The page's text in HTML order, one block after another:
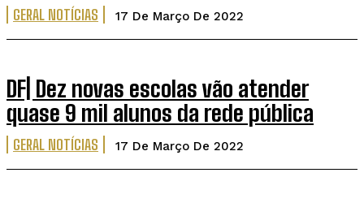
GERAL NOTÍCIAS 17 De Março De 2022
DF| Dez novas escolas vão atender
quase 9 mil alunos da rede pública
GERAL NOTÍCIAS 17 De Março De 2022